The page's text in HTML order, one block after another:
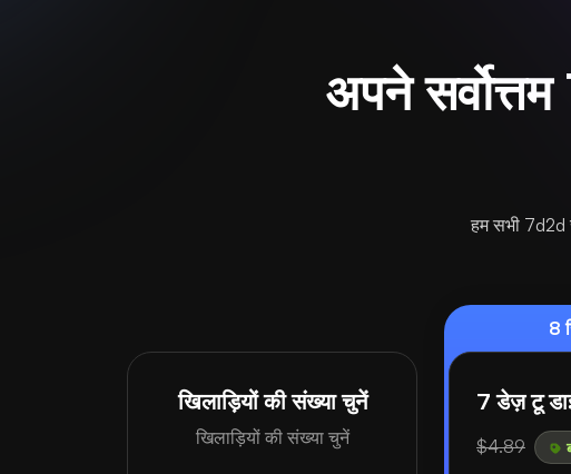
अपने
हम सभी 7d2d
खिलाड़ियों की संख्या चुनें
खिलाड़ियों की संख्या चुनें
8
7 डेज़ टू
$4.89